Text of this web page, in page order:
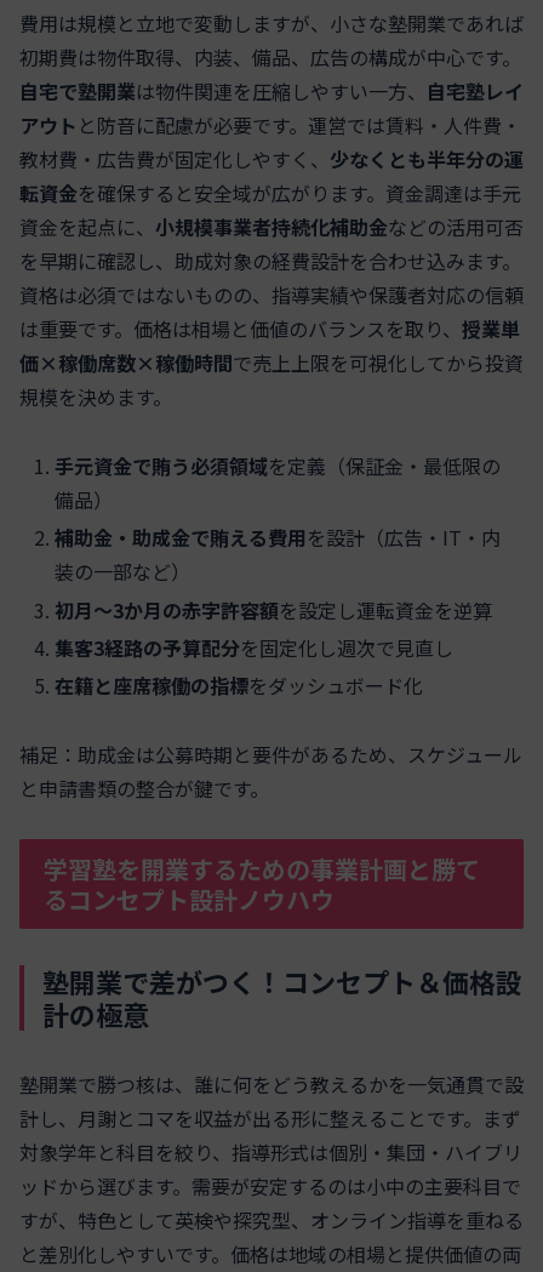
費用は規模と立地で変動しますが、小さな塾開業であれば
初期費は物件取得、内装、備品、広告の構成が中心です。
自宅で塾開業は物件関連を圧縮しやすい一方、 自宅塾レイ
アウト と防音に配慮が必要です。運営では賃料・人件費・
教材費・広告費が固定化しやすく、 少なくとも半年分の運
転資金を確保すると安全域が広がります。資金調達は手元
資金を起点に、 小規模事業者持続化補助金などの活用可否
を早期に確認し、助成対象の経費設計を合わせ込みます。
資格は必須ではないものの、指導実績や保護者対応の信頼
は重要です。価格は相場と価値のバランスを取り、 授業単
価×稼働席数×稼働時間で売上上限を可視化してから投資
規模を決めます。
手元資金で賄う必須領域を定義（保証金・最低限の
備品）
補助金・助成金で賄える費用を設計（広告・IT・内
装の一部など）
初月〜3か月の赤字許容額を設定し運転資金を逆算
集客3経路の予算配分を固定化し週次で見直し
在籍と座席稼働の指標をダッシュボード化
補足：助成金は公募時期と要件があるため、スケジュール
と申請書類の整合が鍵です。
学習塾を開業するための事業計画と勝て
るコンセプト設計ノウハウ
塾開業で差がつく！コンセプト＆価格設
計の極意
塾開業で勝つ核は、誰に何をどう教えるかを一気通貫で設
計し、月謝とコマを収益が出る形に整えることです。まず
対象学年と科目を絞り、指導形式は個別・集団・ハイブリ
ッドから選びます。需要が安定するのは小中の主要科目で
すが、特色として英検や探究型、オンライン指導を重ねる
と差別化しやすいです。価格は地域の相場と提供価値の両